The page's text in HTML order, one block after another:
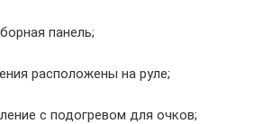
панель;
расположены на руле;
с подогревом для очков;